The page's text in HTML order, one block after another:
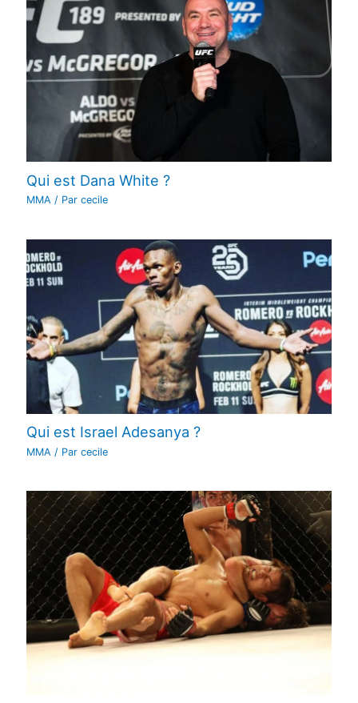
Qui est Dana White ?
MMA/ Par cecile
Qui est Israel Adesanya ?
MMA / Par cecile